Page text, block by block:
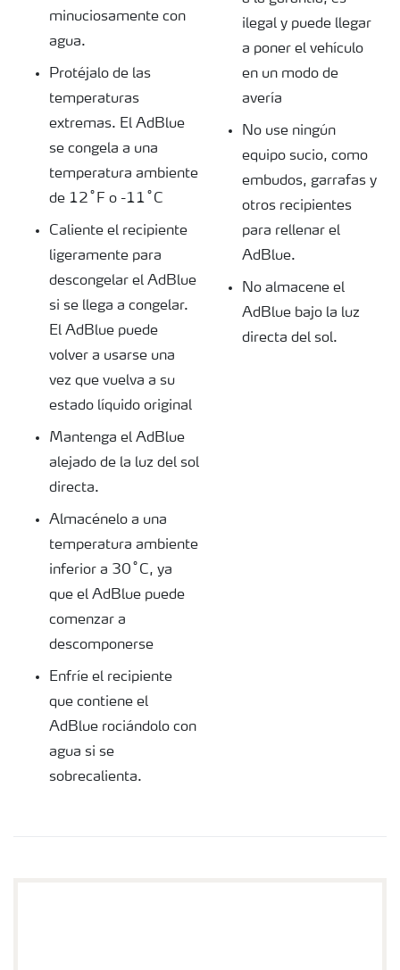
minuciosamente con
agua.
Protéjalo de las
temperaturas
extremas. El AdBlue
se congela a una
temperatura ambiente
de 12˚F o -11˚C
Caliente el recipiente
ligeramente para
descongelar el AdBlue
si se llega a congelar.
El AdBlue puede
volver a usarse una
vez que vuelva a su
estado líquido original
Mantenga el AdBlue
alejado de la luz del sol
directa.
Almacénelo a una
temperatura ambiente
inferior a 30˚C, ya
que el AdBlue puede
comenzar a
descomponerse
Enfríe el recipiente
que contiene el
AdBlue rociándolo con
agua si se
sobrecalienta.
ilegal y puede llegar
a poner el vehículo
en un modo de
avería
No use ningún
equipo sucio, como
embudos, garrafas y
otros recipientes
para rellenar el
AdBlue.
No almacene el
AdBlue bajo la luz
directa del sol.